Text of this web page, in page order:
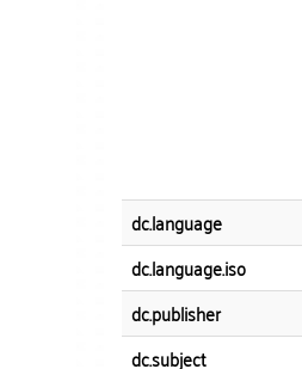
dc.language
dc.language.iso
dc.publisher
dc.subject